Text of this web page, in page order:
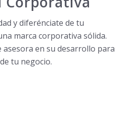
y diferénciate de tu
marca corporativa sólida.
en su desarrollo para
tu negocio.